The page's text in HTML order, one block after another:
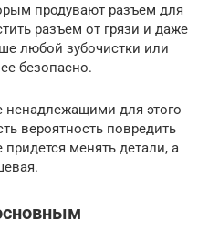
продувают разъем для
разъем от грязи и даже
любой зубочистки или
безопасно.
ненадлежащими для этого
вероятность повредить
менять детали, а